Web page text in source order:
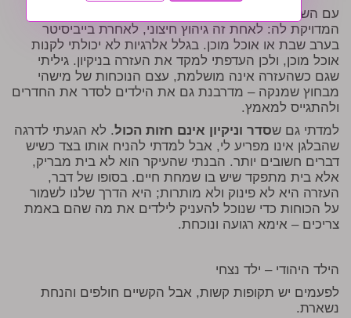
עם השנים למדתי שכל אישה צריכה למצוא את העזרה
המדויקת לה: לאחת זה גיהוץ חיצוני, לאחרת בייביסיטר
בערב שבת או אוכל מוכן. בגלל אלרגיות לא יכולתי לקנות
אוכל מוכן, ולכן העדפתי למקד את העזרה בניקיון. גיליתי
שגם כשהעזרה אינה מושלמת, עצם הנוכחות של מישהי
מבחוץ שמנקה – מדרבנת גם את הילדים לסדר את החדרים
ולהתגייס למאמץ.
למדתי גם שסדר וניקיון אינם חזות הכול. לא הגעתי לדרגה
שהבלגן אינו מפריע לי, אבל למדתי להניח אותו בצד כשיש
דברים חשובים יותר. הבנתי שהעיקר הוא לא בית מבריק,
אלא בית מתפקד שיש בו שמחת חיים. בסופו של דבר,
העזרה היא לא פינוק ולא מותרות; היא הדרך שלנו לשמור
על הכוחות כדי שנוכל להעניק לילדים את מה שהם באמת
צריכים – אימא רגועה ונוכחת.
הילד היהודי – ילד נצחי
לפעמים יש תקופות קשות, אבל הקשיים חולפים והנחת
נשארת.